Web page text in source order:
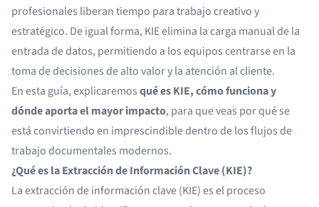
profesionales liberan tiempo para trabajo creativo y
estratégico. De igual forma, KIE elimina la carga manual de la
entrada de datos, permitiendo a los equipos centrarse en la
toma de decisiones de alto valor y la atención al cliente.
En esta guía, explicaremosqué es KIE, cómo funciona y
dónde aporta el mayor impacto, para que veas por qué se
está convirtiendo en imprescindible dentro de los flujos de
trabajo documentales modernos.
¿Qué es la Extracción de Información Clave (KIE)?
La extracción de información clave (KIE) es el proceso